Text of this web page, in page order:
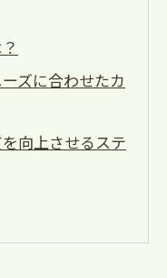
ズに合わせたカ
向上させるステ